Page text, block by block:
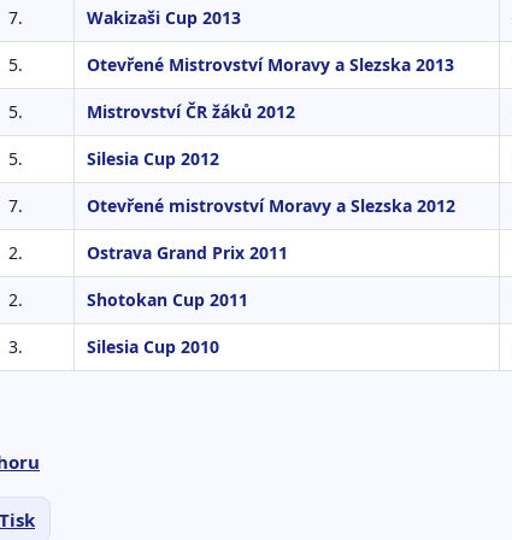
7. Wakizaši Cup 2013
5. Otevřené Mistrovství Moravy a Slezska 2013
5. Mistrovství ČR žáků 2012
5. Silesia Cup 2012
7. Otevřené mistrovství Moravy a Slezska 2012
2. Ostrava Grand Prix 2011
2. Shotokan Cup 2011
3. Silesia Cup 2010
Tisk